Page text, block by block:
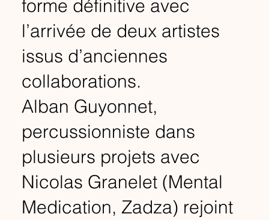
forme définitive avec
l’arrivée de deux artistes
issus d’anciennes
collaborations.
Alban Guyonnet,
percussionniste dans
plusieurs projets avec
Nicolas Granelet (Mental
Medication, Zadza) rejoint